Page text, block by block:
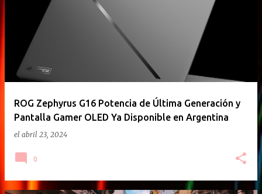
ROG Zephyrus G16 Potencia de Última Generación y
Pantalla Gamer OLED Ya Disponible en Argentina
el abril 23, 2024
0